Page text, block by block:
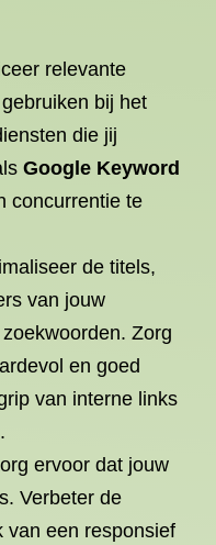
relevante
bij het
die jij
Google Keyword
concurrentie te
de titels,
van jouw
Zorg
en goed
van interne links
ervoor dat jouw
Verbeter de
van een responsief